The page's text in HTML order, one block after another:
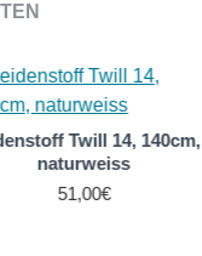
Twill 14, 140cm,
naturweiss
51,00€